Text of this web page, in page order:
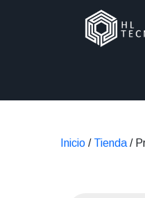
Inicio / Tienda /